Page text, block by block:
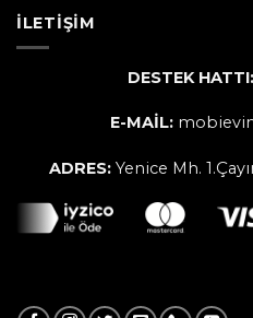
İLETIŞIM
DESTEK HATTI:
E-MAİL:
ADRES: Yenice Mh.